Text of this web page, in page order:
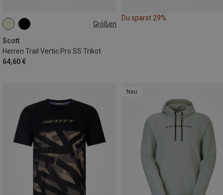
Größen
Scott
Herren Trail Vertic Pro SS Trikot
64,60 €
M L
Du sparst 29%
Neu